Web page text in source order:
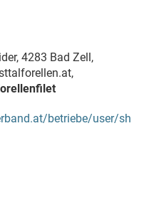
4283 Bad Zell,
betriebe/user/sh